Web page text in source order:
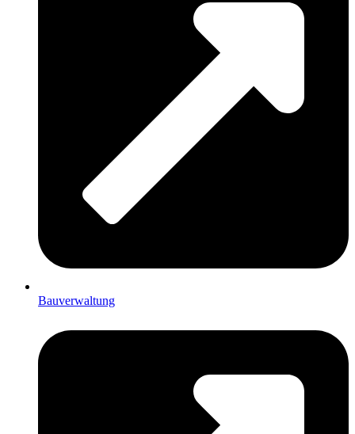
Bauverwaltung